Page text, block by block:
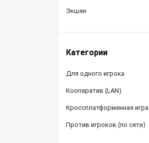
Экшен
Категории
Для одного игрока
Кооператив (LAN)
Кроссплатформенная игра
Против игроков (по сети)